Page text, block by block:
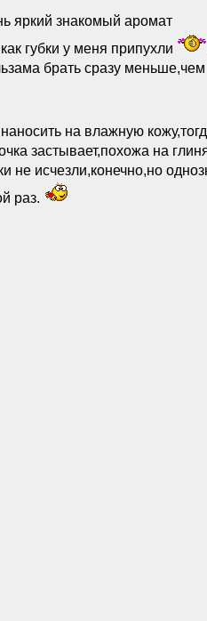
яркий знакомый аромат
губки у меня припухли
брать сразу меньше,чем
на влажную
застывает,похожа на
исчезли,конечно,но
раз.